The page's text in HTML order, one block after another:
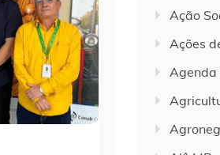
Ação
Ações
Agenda